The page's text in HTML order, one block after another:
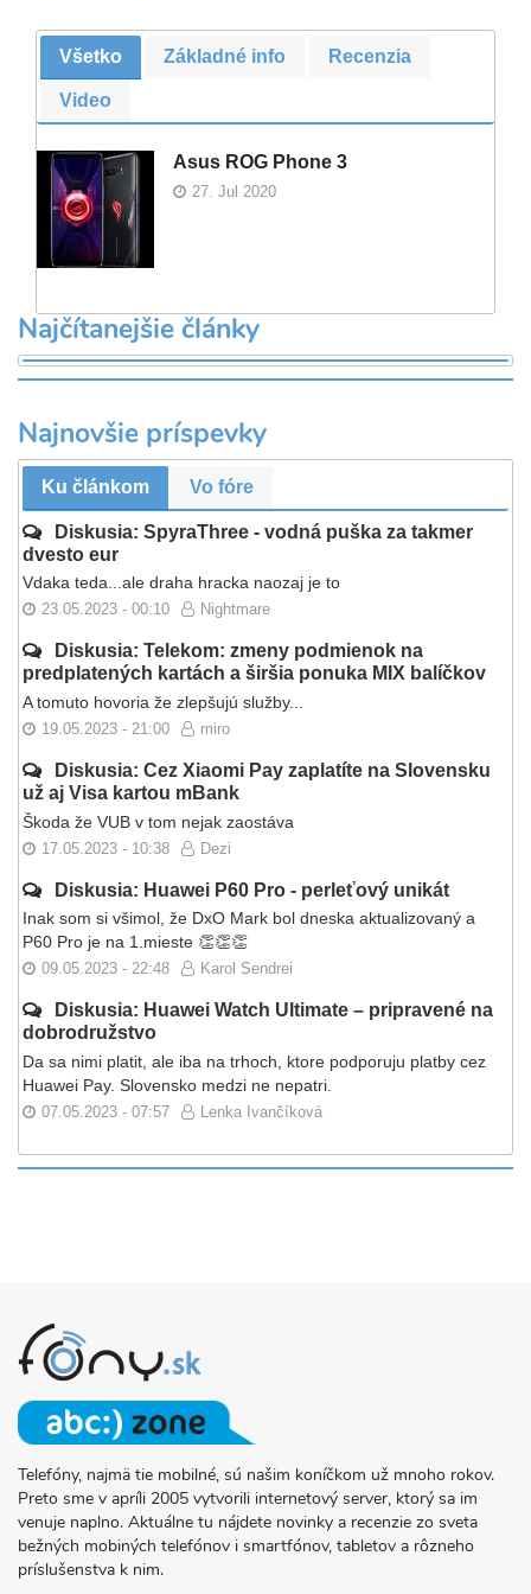
Všetko Základné info Recenzia
Video
Asus ROG Phone 3
27. Jul 2020
Najčítanejšie články
Najnovšie príspevky
Ku článkom Vo fóre
Diskusia: SpyraThree - vodná puška za takmer
dvesto eur
Vdaka teda...ale draha hracka naozaj je to
23.05.2023 - 00:10 Nightmare
Diskusia: Telekom: zmeny podmienok na
predplatených kartách a širšia ponuka MIX balíčkov
A tomuto hovoria že zlepšujú služby...
19.05.2023 - 21:00 miro
Diskusia: Cez Xiaomi Pay zaplatíte na Slovensku
už aj Visa kartou mBank
Škoda že VUB v tom nejak zaostáva
17.05.2023 - 10:38 Dezi
Diskusia: Huawei P60 Pro - perleťový unikát
Inak som si všimol, že DxO Mark bol dneska aktualizovaný a
P60 Pro je na 1.mieste 👏👏👏
09.05.2023 - 22:48 Karol Sendrei
Diskusia: Huawei Watch Ultimate – pripravené na
dobrodružstvo
Da sa nimi platit, ale iba na trhoch, ktore podporuju platby cez
Huawei Pay. Slovensko medzi ne nepatri.
07.05.2023 - 07:57 Lenka Ivančíková
O
PROJEKTE
FONY.SK
Telefóny, najmä tie mobilné, sú našim koníčkom už mnoho rokov.
Preto sme v apríli 2005 vytvorili internetový server, ktorý sa im
venuje naplno. Aktuálne tu nájdete novinky a recenzie zo sveta
bežných mobiných telefónov i smartfónov, tabletov a rôzneho
príslušenstva k nim.